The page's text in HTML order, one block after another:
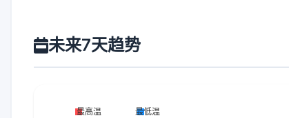
未来7天趋势